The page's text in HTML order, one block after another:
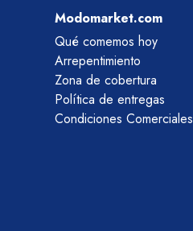
Modomarket.com
Qué comemos hoy
Arrepentimiento
Zona de cobertura
Política de entregas
Condiciones Comerciales